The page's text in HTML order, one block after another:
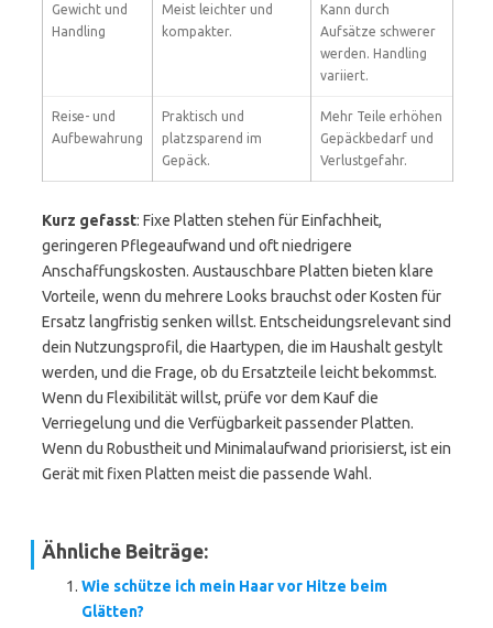
Gewicht und
Handling
Meist leichter und
kompakter.
Kann durch
Aufsätze schwerer
werden. Handling
variiert.
Reise- und
Aufbewahrung
Praktisch und
platzsparend im
Gepäck.
Mehr Teile erhöhen
Gepäckbedarf und
Verlustgefahr.
Kurz gefasst: Fixe Platten stehen für Einfachheit,
geringeren Pflegeaufwand und oft niedrigere
Anschaffungskosten. Austauschbare Platten bieten klare
Vorteile, wenn du mehrere Looks brauchst oder Kosten für
Ersatz langfristig senken willst. Entscheidungsrelevant sind
dein Nutzungsprofil, die Haartypen, die im Haushalt gestylt
werden, und die Frage, ob du Ersatzteile leicht bekommst.
Wenn du Flexibilität willst, prüfe vor dem Kauf die
Verriegelung und die Verfügbarkeit passender Platten.
Wenn du Robustheit und Minimalaufwand priorisierst, ist ein
Gerät mit fixen Platten meist die passende Wahl.
Ähnliche Beiträge:
Wie schütze ich mein Haar vor Hitze beim
Glätten?